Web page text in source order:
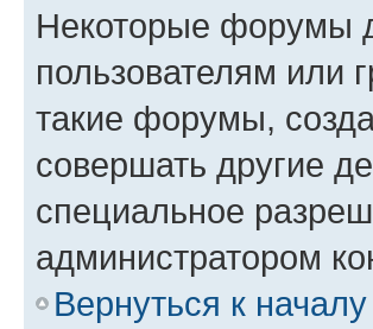
Некоторые форумы
пользователям или
такие форумы,
совершать другие
специальное
администратором
Вернуться к началу